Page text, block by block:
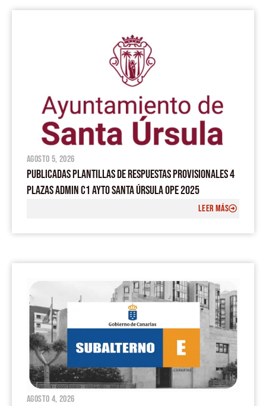
agosto 5, 2026
PUBLICADAS PLANTILLAS DE RESPUESTAS PROVISIONALES 4
PLAZAS ADMIN C1 AYTO SANTA ÚRSULA OPE 2025
LEER MÁS
agosto 4, 2026